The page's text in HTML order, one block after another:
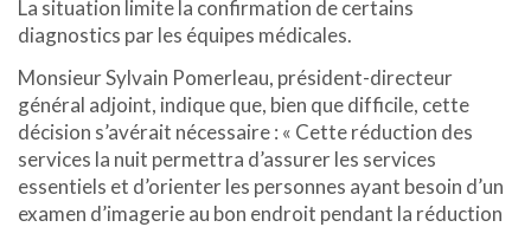
La situation limite la confirmation de certains
diagnostics par les équipes médicales.
Monsieur Sylvain Pomerleau, président-directeur
général adjoint, indique que, bien que difficile, cette
décision s’avérait nécessaire : « Cette réduction des
services la nuit permettra d’assurer les services
essentiels et d’orienter les personnes ayant besoin d’un
examen d’imagerie au bon endroit pendant la réduction